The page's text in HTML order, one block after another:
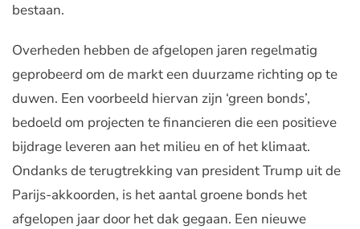
bestaan.
Overheden hebben de afgelopen jaren regelmatig
geprobeerd om de markt een duurzame richting op te
duwen. Een voorbeeld hiervan zijn ‘green bonds’,
bedoeld om projecten te financieren die een positieve
bijdrage leveren aan het milieu en of het klimaat.
Ondanks de terugtrekking van president Trump uit de
Parijs-akkoorden, is het aantal groene bonds het
afgelopen jaar door het dak gegaan. Een nieuwe